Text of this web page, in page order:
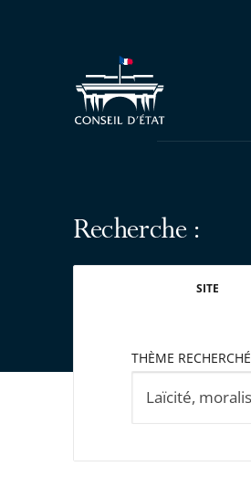
Recherche :
SITE
THÈME RECHERCHÉ